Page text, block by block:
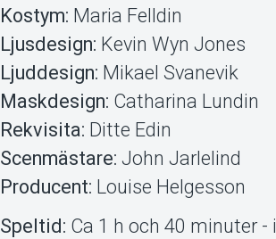
Kostym: Maria Felldin
Ljusdesign: Kevin Wyn Jones
Ljuddesign: Mikael Svanevik
Maskdesign: Catharina Lundin
Rekvisita: Ditte Edin
Scenmästare: John Jarlelind
Producent: Louise Helgesson
Speltid: Ca 1 h och 40 minuter -